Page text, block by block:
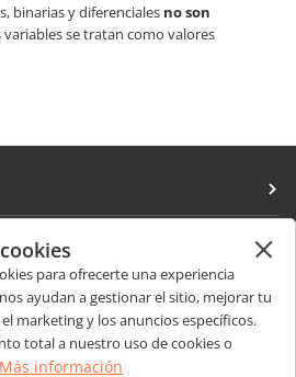
binarias y diferenciales no son
variables se tratan como valores
para ofrecerte una experiencia
ayudan a gestionar el sitio, mejorar tu
marketing y los anuncios específicos.
total a nuestro uso de cookies o
Más información